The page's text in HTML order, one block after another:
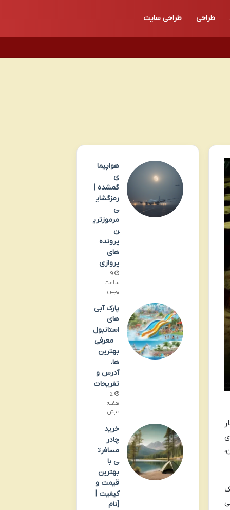
طراحی طراحی سایت
هواپیما
ی
گمشده |
رمزگشای
ی
مرموزتری
ن
پرونده
های
پروازی
9
ساعت
پیش
پارک آبی
های
استانبول
– معرفی
بهترین
ها،
آدرس و
تفریحات
2
هفته
پیش
خرید
چادر
مسافرت
ی با
بهترین
قیمت و
کیفیت |
[نام